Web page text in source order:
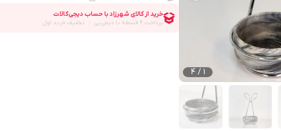
1
/
4